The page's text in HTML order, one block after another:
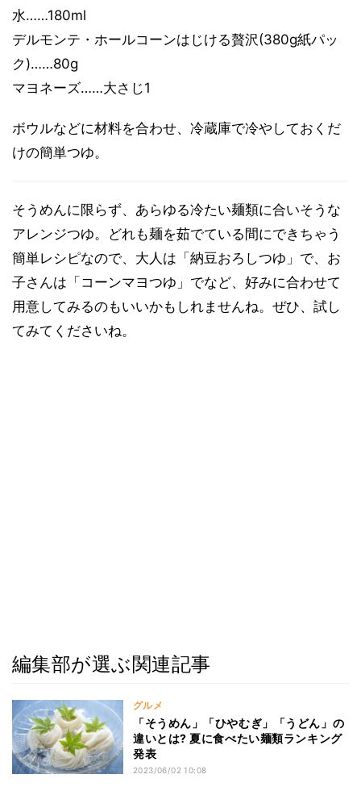
水……180ml
デルモンテ・ホールコーンはじける贅沢(380g紙パッ
ク)……80g
マヨネーズ……大さじ1
ボウルなどに材料を合わせ、冷蔵庫で冷やしておくだ
けの簡単つゆ。
そうめんに限らず、あらゆる冷たい麺類に合いそうな
アレンジつゆ。どれも麺を茹でている間にできちゃう
簡単レシピなので、大人は「納豆おろしつゆ」で、お
子さんは「コーンマヨつゆ」でなど、好みに合わせて
用意してみるのもいいかもしれませんね。ぜひ、試し
てみてくださいね。
編集部が選ぶ関連記事
グルメ
「そうめん」「ひやむぎ」「うどん」の
違いとは? 夏に食べたい麺類ランキング
発表
2023/06/02 10:08